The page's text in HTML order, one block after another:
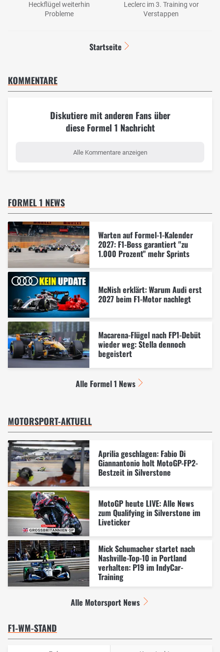
Heckflügel weiterhin
Probleme
Leclerc im 3. Training vor
Verstappen
Startseite
KOMMENTARE
Diskutiere mit anderen Fans über
diese Formel 1 Nachricht
Alle Kommentare anzeigen
FORMEL 1 NEWS
Warten auf Formel-1-Kalender
2027: F1-Boss garantiert "zu
1.000 Prozent" mehr Sprints
McNish erklärt: Warum Audi erst
2027 beim F1-Motor nachlegt
Macarena-Flügel nach FP1-Debüt
wieder weg: Stella dennoch
begeistert
Alle Formel 1 News
MOTORSPORT-AKTUELL
Aprilia geschlagen: Fabio Di
Giannantonio holt MotoGP-FP2-
Bestzeit in Silverstone
MotoGP heute LIVE: Alle News
zum Qualifying in Silverstone im
Liveticker
Mick Schumacher startet nach
Nashville-Top-10 in Portland
verhalten: P19 im IndyCar-
Training
Alle Motorsport News
F1-WM-STAND